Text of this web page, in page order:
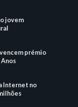
jovem
vencem prémio
Internet no